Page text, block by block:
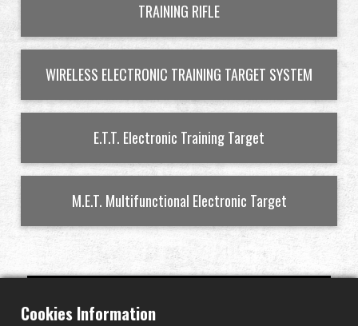
BB 弾
射撃訓練シリーズ
私たちについて
TRAINING RIFLE
WIRELESS ELECTRONIC TRAINING TARGET SYSTEM
E.T.T. Electronic Training Target
M.E.T. Multifunctional Electronic Target
Cookies Information